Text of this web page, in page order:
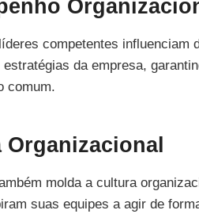
competentes influenciam
estratégias da empresa,
comum.
Organizacional
molda a cultura
suas equipes a agir de